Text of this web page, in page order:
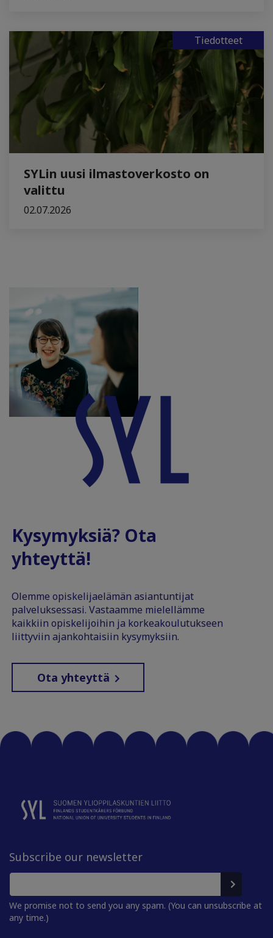
Tiedotteet
SYLin uusi ilmastoverkosto on
valittu
02.07.2026
Kysymyksiä? Ota
yhteyttä!
Olemme opiskelijaelämän asiantuntijat
palveluksessasi. Vastaamme mielellämme
kaikkiin opiskelijoihin ja korkeakoulutukseen
liittyviin ajankohtaisiin kysymyksiin.
Ota yhteyttä
Subscribe our newsletter
We promise not to send you any spam. (You can unsubscribe at
any time.)